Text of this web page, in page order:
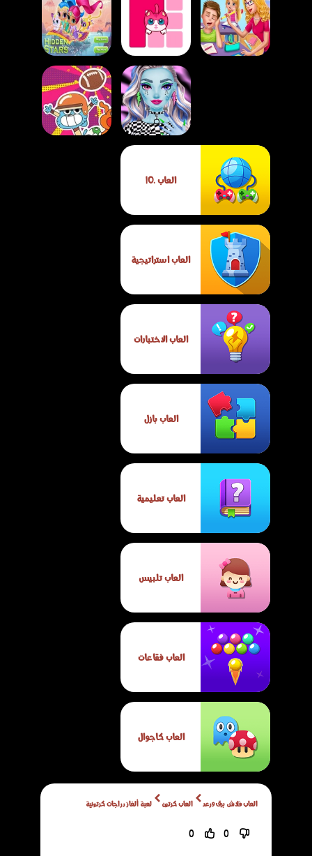
لعبة ركن السيارات
في الكريسماس
الكرتونية – لعبة بازل
مريحة لكل الأعمار
لعبة إصابة الأميرة
الصغيرة بلسعة نحلة
لعبة العثور على
النجوم مع شيمر
وشاين
لعبة رسم بخط واحد
– لعبة رسم مريحة
للأطفال والكبار
الساحرة
العاب .IO
العاب استراتيجية
العاب الاختبارات
العاب بازل
العاب تعليمية
العاب تلبيس
العاب فقاعات
العاب كاجوال
العاب فلاش برق ورعد العاب كرتون لعبة ألغاز دراجات كرتونية
0
0